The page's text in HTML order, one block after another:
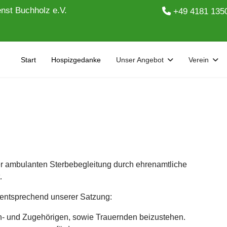
Buchholz e.V. +49 4181
Start Hospizgedanke Unser Angebot Verein
ambulanten Sterbebegleitung durch ehrenamtliche
unserer Satzung:
und Zugehörigen, sowie Trauernden beizustehen.